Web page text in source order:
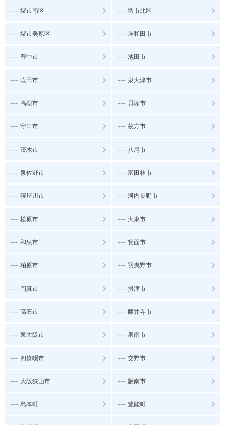
--- 堺市南区 --- 堺市北区
--- 堺市美原区 --- 岸和田市
--- 豊中市 --- 池田市
--- 吹田市 --- 泉大津市
--- 高槻市 --- 貝塚市
--- 守口市 --- 枚方市
--- 茨木市 --- 八尾市
--- 泉佐野市 --- 富田林市
--- 寝屋川市 --- 河内長野市
--- 松原市 --- 大東市
--- 和泉市 --- 箕面市
--- 柏原市 --- 羽曳野市
--- 門真市 --- 摂津市
--- 高石市 --- 藤井寺市
--- 東大阪市 --- 泉南市
--- 四條畷市 --- 交野市
--- 大阪狭山市 --- 阪南市
--- 島本町 --- 豊能町